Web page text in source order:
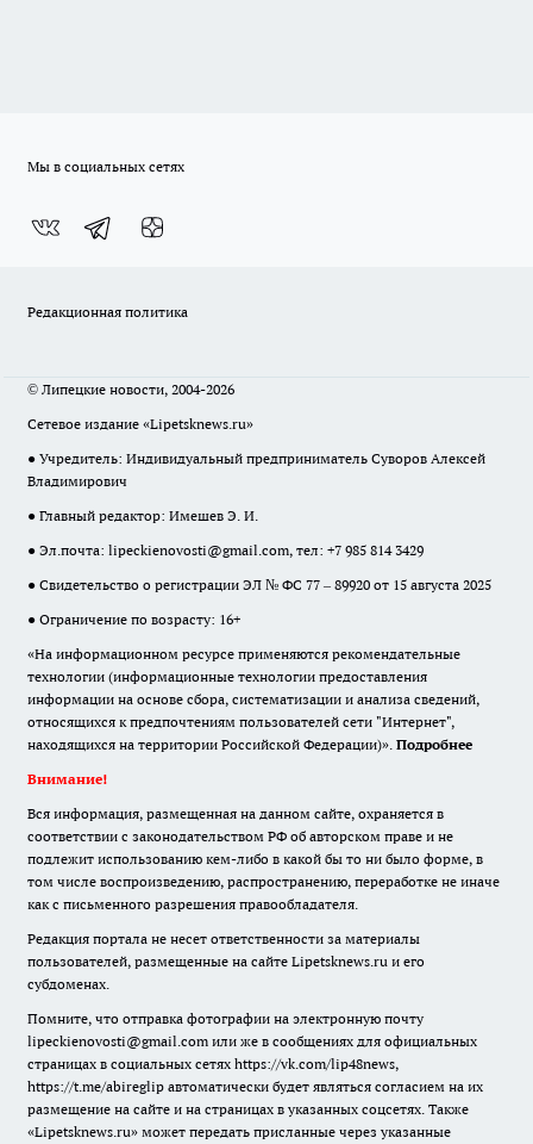
Мы в социальных сетях
Редакционная политика
© Липецкие новости, 2004-2026
Сетевое издание «Lipetsknews.ru»
● Учредитель: Индивидуальный предприниматель Суворов Алексей
Владимирович
● Главный редактор: Имешев Э. И.
● Эл.почта: lipeckienovosti@gmail.com, тел: +7 985 814 3429
● Свидетельство о регистрации ЭЛ № ФС 77 – 89920 от 15 августа 2025
● Ограничение по возрасту: 16+
«На информационном ресурсе применяются рекомендательные
технологии (информационные технологии предоставления
информации на основе сбора, систематизации и анализа сведений,
относящихся к предпочтениям пользователей сети "Интернет",
находящихся на территории Российской Федерации)». Подробнее
Внимание!
Вся информация, размещенная на данном сайте, охраняется в
соответствии с законодательством РФ об авторском праве и не
подлежит использованию кем-либо в какой бы то ни было форме, в
том числе воспроизведению, распространению, переработке не иначе
как с письменного разрешения правообладателя.
Редакция портала не несет ответственности за материалы
пользователей, размещенные на сайте Lipetsknews.ru и его
субдоменах.
Помните, что отправка фотографии на электронную почту
lipeckienovosti@gmail.com или же в сообщениях для официальных
страницах в социальных сетях https://vk.com/lip48news,
https://t.me/abireglip автоматически будет являться согласием на их
размещение на сайте и на страницах в указанных соцсетях. Также
«Lipetsknews.ru» может передать присланные через указанные